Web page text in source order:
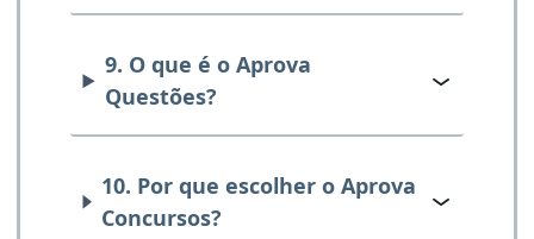
9. O que é o Aprova
Questões?
10. Por que escolher o Aprova
Concursos?